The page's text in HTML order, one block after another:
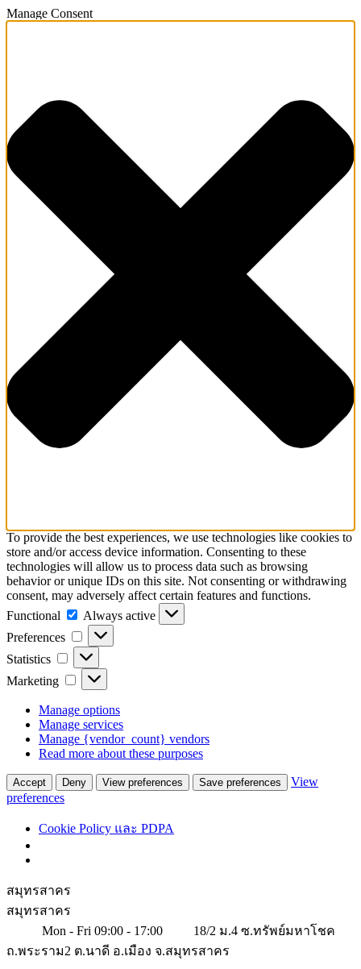
Manage Consent
To provide the best experiences, we use technologies like cookies to
store and/or access device information. Consenting to these
technologies will allow us to process data such as browsing
behavior or unique IDs on this site. Not consenting or withdrawing
consent, may adversely affect certain features and functions.
Functional
Functional
Always active
Preferences
Preferences
Statistics Statistics
Marketing Marketing
Manage options
Manage services
Manage {vendor_count} vendors
Read more about these purposes
Accept Deny View preferences Save preferences
View
preferences
Cookie Policy และ PDPA
สมุทรสาคร
สมุทรสาคร
Mon - Fri 09:00 - 17:00
18/2 ม.4 ซ.ทรัพย์มหาโชค
ถ.พระราม2 ต.นาดี อ.เมือง จ.สมุทรสาคร